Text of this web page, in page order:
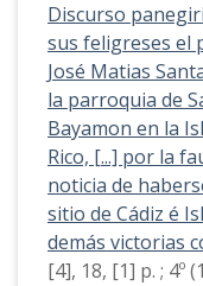
Discurso
sus feligreses el
José Matias
la parroquia de
Bayamon en la
Rico, [...] por la
noticia de
sitio de Cádiz é
demás victorias
[4], 18, [1] p. ; 4º